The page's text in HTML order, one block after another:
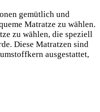
gemütlich und
Matratze zu wählen.
zu wählen, die speziell
Diese Matratzen sind
ausgestattet,